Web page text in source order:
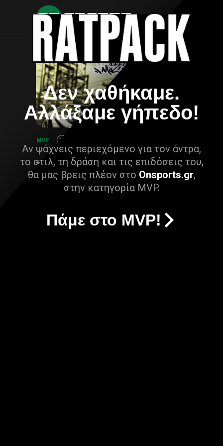
Δεν χαθήκαμε.
Αλλάξαμε γήπεδο!
Αν ψάχνεις περιεχόμενο για τον άντρα,
το στιλ, τη δράση και τις επιδόσεις του,
θα μας βρεις πλέον στο Onsports.gr,
στην κατηγορία MVP.
Πάμε στο MVP!